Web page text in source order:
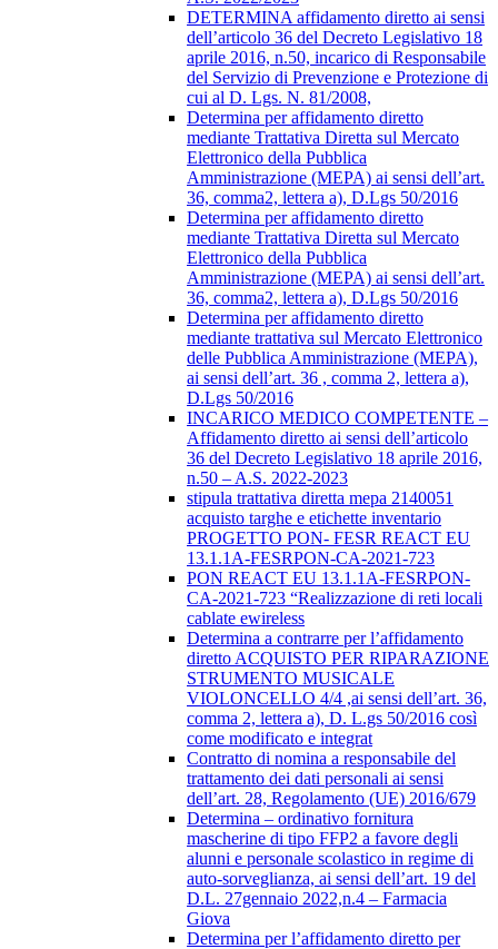
DETERMINA affidamento diretto ai sensi
dell’articolo 36 del Decreto Legislativo 18
aprile 2016, n.50, incarico di Responsabile
del Servizio di Prevenzione e Protezione di
cui al D. Lgs. N. 81/2008,
Determina per affidamento diretto
mediante Trattativa Diretta sul Mercato
Elettronico della Pubblica
Amministrazione (MEPA) ai sensi dell’art.
36, comma2, lettera a), D.Lgs 50/2016
Determina per affidamento diretto
mediante Trattativa Diretta sul Mercato
Elettronico della Pubblica
Amministrazione (MEPA) ai sensi dell’art.
36, comma2, lettera a), D.Lgs 50/2016
Determina per affidamento diretto
mediante trattativa sul Mercato Elettronico
delle Pubblica Amministrazione (MEPA),
ai sensi dell’art. 36 , comma 2, lettera a),
D.Lgs 50/2016
INCARICO MEDICO COMPETENTE –
Affidamento diretto ai sensi dell’articolo
36 del Decreto Legislativo 18 aprile 2016,
n.50 – A.S. 2022-2023
stipula trattativa diretta mepa 2140051
acquisto targhe e etichette inventario
PROGETTO PON- FESR REACT EU
13.1.1A-FESRPON-CA-2021-723
PON REACT EU 13.1.1A-FESRPON-
CA-2021-723 “Realizzazione di reti locali
cablate ewireless
Determina a contrarre per l’affidamento
diretto ACQUISTO PER RIPARAZIONE
STRUMENTO MUSICALE
VIOLONCELLO 4/4 ,ai sensi dell’art. 36,
comma 2, lettera a), D. L.gs 50/2016 così
come modificato e integrat
Contratto di nomina a responsabile del
trattamento dei dati personali ai sensi
dell’art. 28, Regolamento (UE) 2016/679
Determina – ordinativo fornitura
mascherine di tipo FFP2 a favore degli
alunni e personale scolastico in regime di
auto-sorveglianza, ai sensi dell’art. 19 del
D.L. 27gennaio 2022,n.4 – Farmacia
Giova
Determina per l’affidamento diretto per